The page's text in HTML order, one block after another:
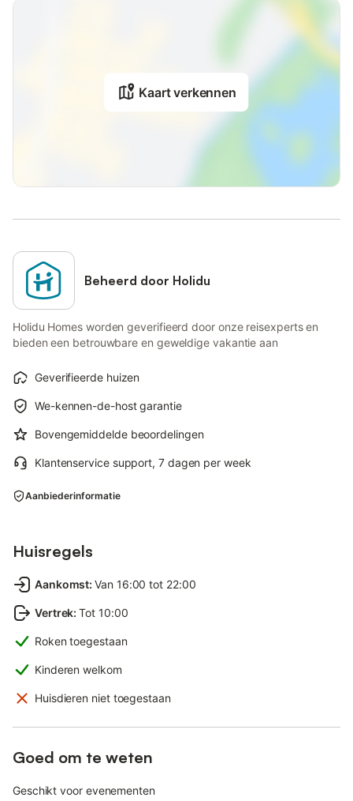
Kaart verkennen
Beheerd door Holidu
Holidu Homes worden geverifieerd door onze reisexperts en
bieden een betrouwbare en geweldige vakantie aan
Geverifieerde huizen
We-kennen-de-host garantie
Bovengemiddelde beoordelingen
Klantenservice support, 7 dagen per week
Aanbiederinformatie
Huisregels
Aankomst: Van 16:00 tot 22:00
Vertrek: Tot 10:00
Roken toegestaan
Kinderen welkom
Huisdieren niet toegestaan
Goed om te weten
Geschikt voor evenementen